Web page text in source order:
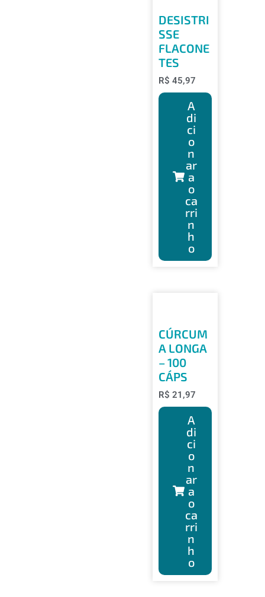
DESISTRI
SSE
FLACONE
TES
R$ 45,97
A
di
ci
o
n
ar
a
o
ca
rri
n
h
o
CÚRCUM
A LONGA
– 100
CÁPS
R$ 21,97
A
di
ci
o
n
ar
a
o
ca
rri
n
h
o